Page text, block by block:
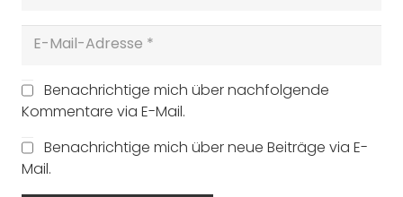
Benachrichtige mich über nachfolgende
Kommentare via E-Mail.
Benachrichtige mich über neue Beiträge via E-
Mail.